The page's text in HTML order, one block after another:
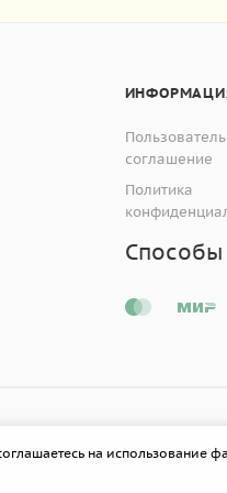
соглашение
Политика
на использование